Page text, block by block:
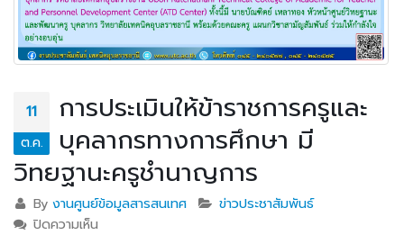
11
ต.ค.
การประเมินให้ข้าราชการครูและ
บุคลากรทางการศึกษา มี
วิทยฐานะครูชำนาญการ
Byงานศูนย์ข้อมูลสารสนเทศ
ข่าวประชาสัมพันธ์
ปิดความเห็น